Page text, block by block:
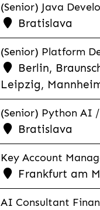
(Senior) Java
Bratislava
(Senior) Platform
Berlin,
Leipzig,
(Senior) Python AI
Bratislava
Key Account
Frankfurt am
AI Consultant